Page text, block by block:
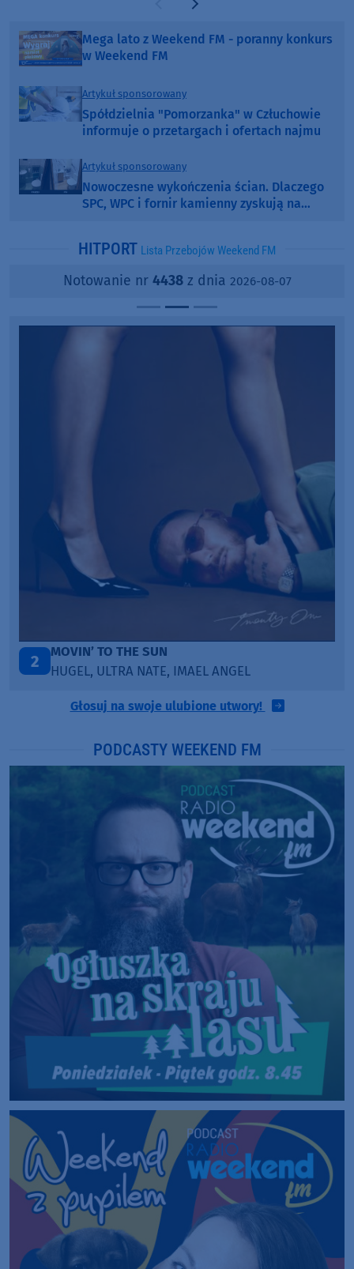
Poprzednia strona
Następna strona
Mega lato z Weekend FM - poranny konkurs
w Weekend FM
Artykuł sponsorowany
Spółdzielnia "Pomorzanka" w Człuchowie
informuje o przetargach i ofertach najmu
Artykuł sponsorowany
Nowoczesne wykończenia ścian. Dlaczego
SPC, WPC i fornir kamienny zyskują na
HITPORT Lista Przebojów Weekend FM
Notowanie nr 4438z dnia 2026-08-07
3
LEGENDARY LOVERS (SAVE ME)
KATY PERRY & CHIEF KEEF
Głosuj na swoje ulubione utwory!
PODCASTY WEEKEND FM